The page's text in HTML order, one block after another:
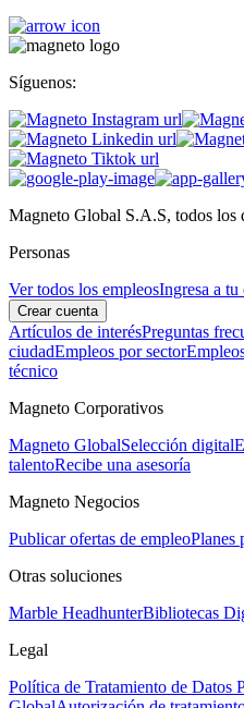
Síguenos:
Magneto Global S.A.S, todos los
Personas
Ver todos los empleosIngresa a tu
Crear cuenta
Artículos de interésPreguntas
ciudadEmpleos por sector
técnico
Magneto Corporativos
Magneto GlobalSelección digital
talentoRecibe una asesoría
Magneto Negocios
Publicar ofertas de empleoPlanes
Otras soluciones
Marble HeadhunterBibliotecas
Legal
Política de Tratamiento de Datos